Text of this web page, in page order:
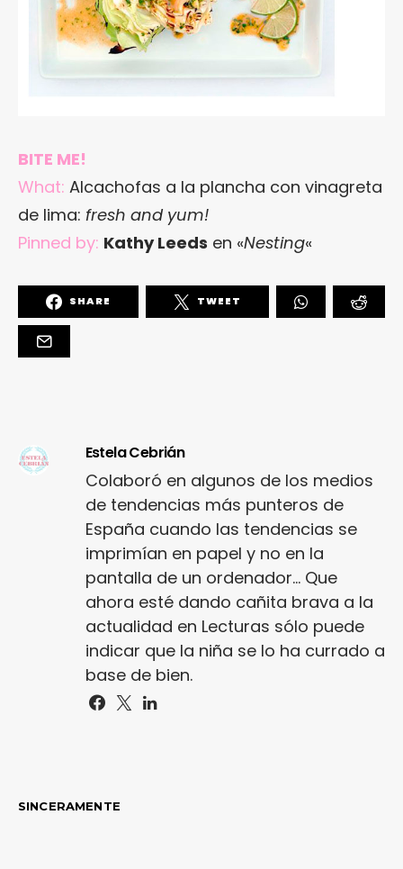
BITE ME!
What: Alcachofas a la plancha con vinagreta
de lima: fresh and yum!
Pinned by: Kathy Leeds en «Nesting«
SHARE TWEET
Estela Cebrián
Colaboró en algunos de los medios
de tendencias más punteros de
España cuando las tendencias se
imprimían en papel y no en la
pantalla de un ordenador... Que
ahora esté dando cañita brava a la
actualidad en Lecturas sólo puede
indicar que la niña se lo ha currado a
base de bien.
SINCERAMENTE